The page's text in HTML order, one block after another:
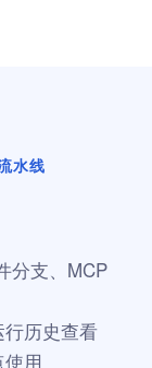
水线
分支、MCP
历史查看
用